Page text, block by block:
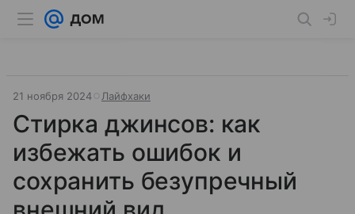
21 ноября 2024 Лайфхаки
Стирка джинсов: как
избежать ошибок и
сохранить безупречный